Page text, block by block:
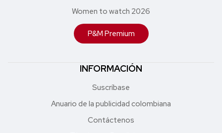
Women to watch 2026
P&M Premium
INFORMACIÓN
Suscríbase
Anuario de la publicidad colombiana
Contáctenos